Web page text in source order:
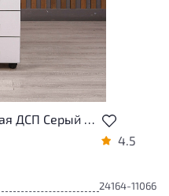
влияющие на
Тумба подкатная ДСП Серый Россия
4.5
24164-11066